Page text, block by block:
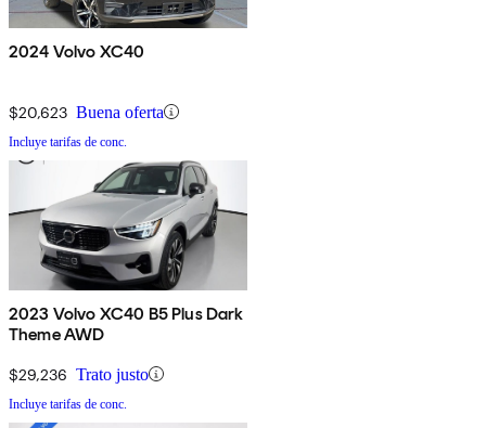
2024 Volvo XC40
$20,623 Buena oferta
Incluye tarifas de conc.
2023 Volvo XC40 B5 Plus Dark
Theme AWD
$29,236 Trato justo
Incluye tarifas de conc.